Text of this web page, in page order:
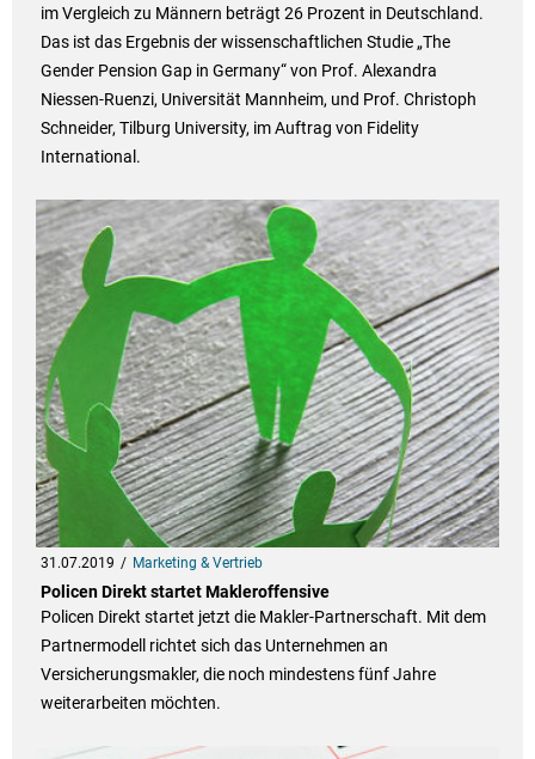
im Vergleich zu Männern beträgt 26 Prozent in Deutschland.
Das ist das Ergebnis der wissenschaftlichen Studie „The
Gender Pension Gap in Germany“ von Prof. Alexandra
Niessen-Ruenzi, Universität Mannheim, und Prof. Christoph
Schneider, Tilburg University, im Auftrag von Fidelity
International.
31.07.2019 Marketing & Vertrieb
Policen Direkt startet Makleroffensive
Policen Direkt startet jetzt die Makler-Partnerschaft. Mit dem
Partnermodell richtet sich das Unternehmen an
Versicherungsmakler, die noch mindestens fünf Jahre
weiterarbeiten möchten.